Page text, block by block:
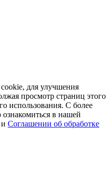
для улучшения
просмотр страниц этого
использования. С более
в нашей
и Соглашении об обработке